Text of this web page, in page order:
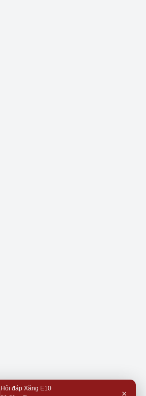
Hỏi đáp Xăng E10
×